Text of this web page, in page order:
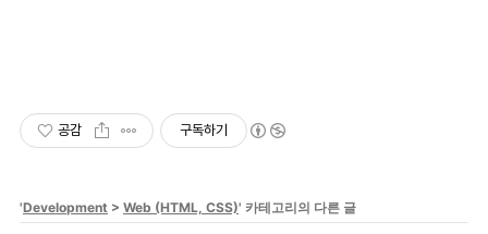
공감 구독하기
'Development > Web (HTML, CSS)' 카테고리의 다른 글